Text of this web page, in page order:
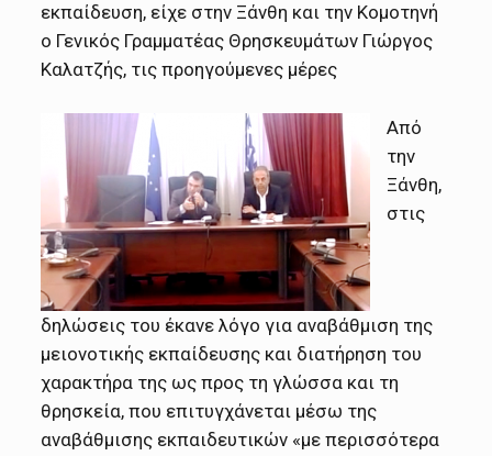
εκπαίδευση, είχε στην Ξάνθη και την Κομοτηνή
ο Γενικός Γραμματέας Θρησκευμάτων Γιώργος
Καλατζής, τις προηγούμενες μέρες
Από
την
Ξάνθη,
στις
δηλώσεις του έκανε λόγο για αναβάθμιση της
μειονοτικής εκπαίδευσης και διατήρηση του
χαρακτήρα της ως προς τη γλώσσα και τη
θρησκεία, που επιτυγχάνεται μέσω της
αναβάθμισης εκπαιδευτικών «με περισσότερα